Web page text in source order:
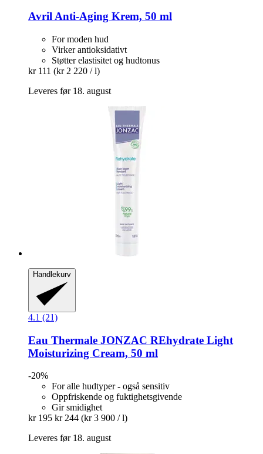
AvrilAnti-​Aging Krem, 50 ml
For moden hud
Virker antioksidativt
Støtter elastisitet og hudtonus
kr 111 (kr 2 220 / l)
Leveres før 18. august
Handlekurv
4.1 (21)
Eau Thermale JONZAC REhydrate Light
Moisturizing Cream, 50 ml
-20%
For alle hudtyper - også sensitiv
Oppfriskende og fuktighetsgivende
Gir smidighet
kr 195 kr 244 (kr 3 900 / l)
Leveres før 18. august